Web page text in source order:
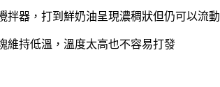
拌器，打到鮮奶油呈現濃稠狀但仍可以流動
維持低溫，溫度太高也不容易打發